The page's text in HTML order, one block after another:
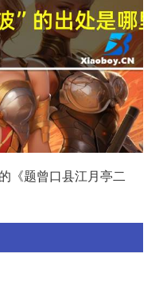
《题曾口县江月亭二